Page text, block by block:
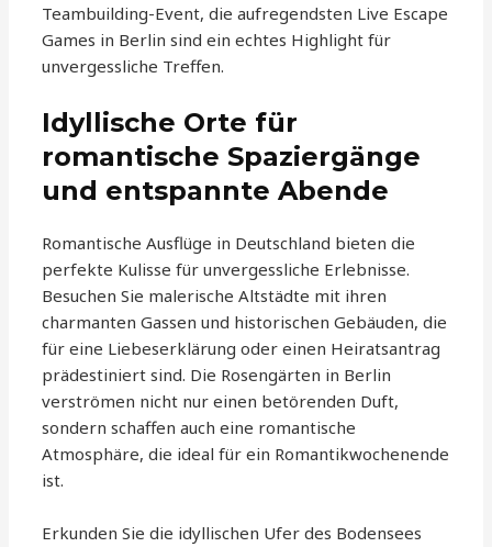
Teambuilding-Event, die aufregendsten Live Escape
Games in Berlin sind ein echtes Highlight für
unvergessliche Treffen.
Idyllische Orte für
romantische Spaziergänge
und entspannte Abende
Romantische Ausflüge in Deutschland bieten die
perfekte Kulisse für unvergessliche Erlebnisse.
Besuchen Sie malerische Altstädte mit ihren
charmanten Gassen und historischen Gebäuden, die
für eine Liebeserklärung oder einen Heiratsantrag
prädestiniert sind. Die Rosengärten in Berlin
verströmen nicht nur einen betörenden Duft,
sondern schaffen auch eine romantische
Atmosphäre, die ideal für ein Romantikwochenende
ist.
Erkunden Sie die idyllischen Ufer des Bodensees